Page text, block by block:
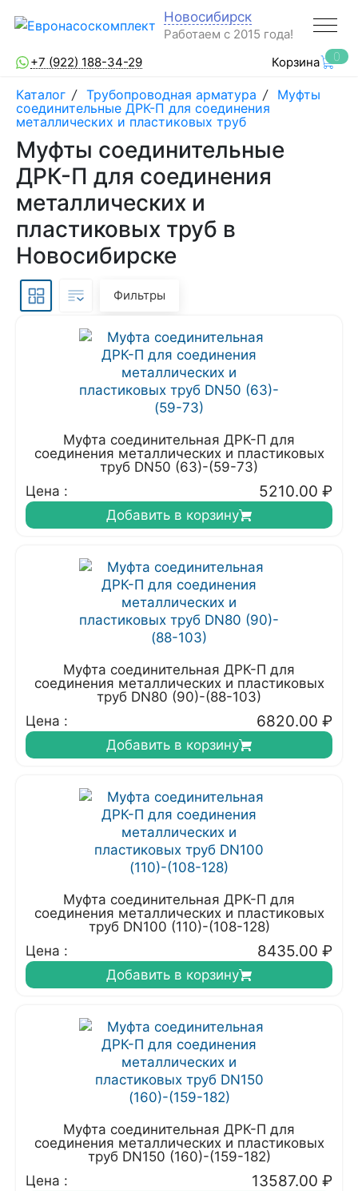
Новосибирск
Работаем с 2015 года!
+7 (922) 188-34-29
Корзина 0
Каталог / Трубопроводная арматура / Муфты
соединительные ДРК-П для соединения
металлических и пластиковых труб
Муфты соединительные
ДРК-П для соединения
металлических и
пластиковых труб в
Новосибирске
Фильтры
Муфта соединительная ДРК-П для
соединения металлических и пластиковых
труб DN50 (63)-(59-73)
Цена :
5210.00 ₽
Добавить в корзину
Муфта соединительная ДРК-П для
соединения металлических и пластиковых
труб DN80 (90)-(88-103)
Цена :
6820.00 ₽
Добавить в корзину
Муфта соединительная ДРК-П для
соединения металлических и пластиковых
труб DN100 (110)-(108-128)
Цена :
8435.00 ₽
Добавить в корзину
Муфта соединительная ДРК-П для
соединения металлических и пластиковых
труб DN150 (160)-(159-182)
Цена :
13587.00 ₽